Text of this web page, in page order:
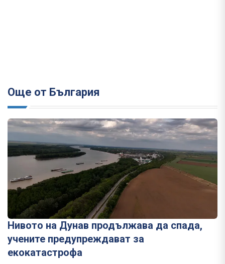
Още от България
Нивото на Дунав продължава да спада,
учените предупреждават за
екокатастрофа